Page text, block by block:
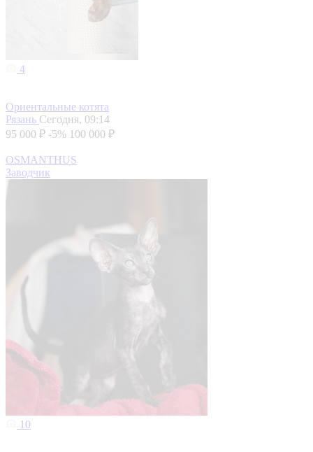
4
Ориентальные котята
Рязань Сегодня, 09:14
95 000 ₽ -5% 100 000 ₽
OSMANTHUS
Заводчик
10